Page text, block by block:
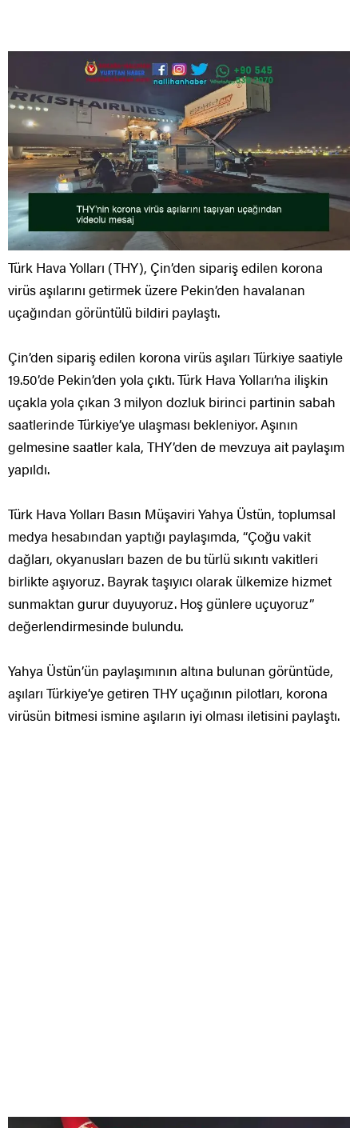
Türk Hava Yolları (THY), Çin’den sipariş edilen korona
virüs aşılarını getirmek üzere Pekin’den havalanan
uçağından görüntülü bildiri paylaştı.
Çin’den sipariş edilen korona virüs aşıları Türkiye saatiyle
19.50’de Pekin’den yola çıktı. Türk Hava Yolları’na ilişkin
uçakla yola çıkan 3 milyon dozluk birinci partinin sabah
saatlerinde Türkiye’ye ulaşması bekleniyor. Aşının
gelmesine saatler kala, THY’den de mevzuya ait paylaşım
yapıldı.
Türk Hava Yolları Basın Müşaviri Yahya Üstün, toplumsal
medya hesabından yaptığı paylaşımda, “Çoğu vakit
dağları, okyanusları bazen de bu türlü sıkıntı vakitleri
birlikte aşıyoruz. Bayrak taşıyıcı olarak ülkemize hizmet
sunmaktan gurur duyuyoruz. Hoş günlere uçuyoruz”
değerlendirmesinde bulundu.
Yahya Üstün’ün paylaşımının altına bulunan görüntüde,
aşıları Türkiye’ye getiren THY uçağının pilotları, korona
virüsün bitmesi ismine aşıların iyi olması iletisini paylaştı.